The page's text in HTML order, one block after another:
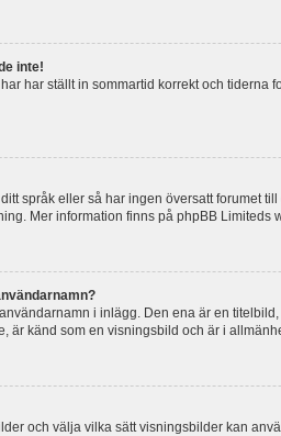
inte!
har ställt in sommartid korrekt och
språk eller så har ingen översatt forumet
Mer information finns på phpBB
i inlägg. Den ena är en
är känd som en visningsbild och är i
och välja vilka sätt visningsbilder kan